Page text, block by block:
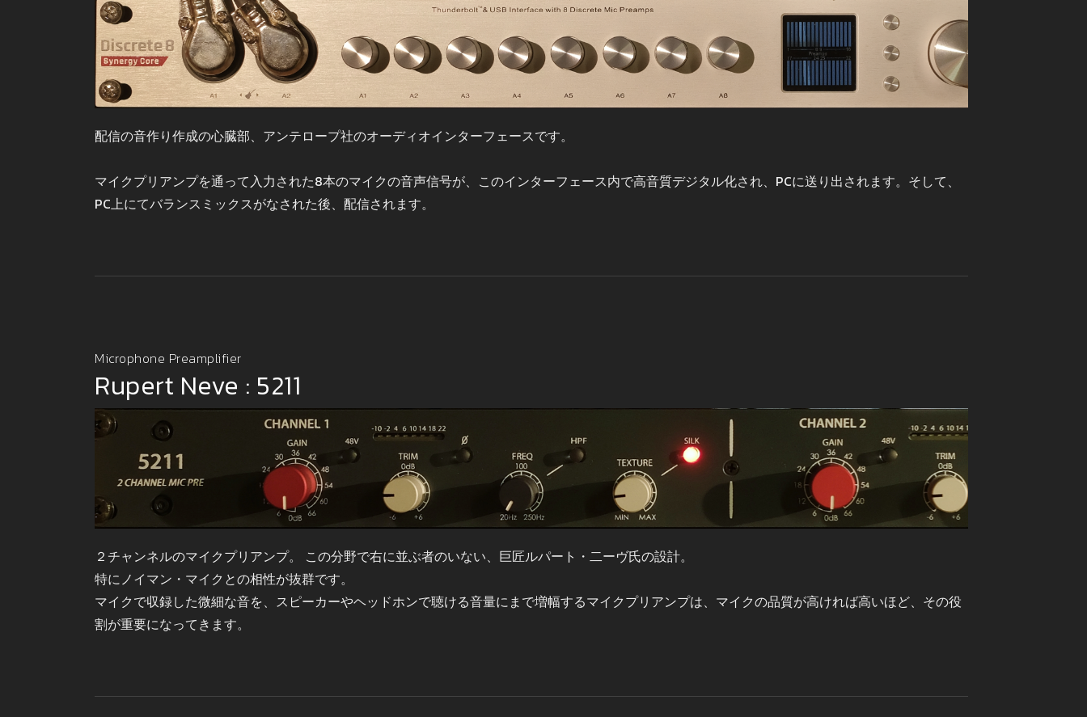
配信の音作り作成の心臓部、アンテロープ社のオーディオインターフェースです。
マイクプリアンプを通って入力された8本のマイクの音声信号が、このインターフェース内で高音質デジタル化され、PCに送り出されます。そして、
PC上にてバランスミックスがなされた後、配信されます。
Microphone Preamplifier
Rupert Neve : 5211
２チャンネルのマイクプリアンプ。 この分野で右に並ぶ者のいない、巨匠ルパート・二ーヴ氏の設計。
特にノイマン・マイクとの相性が抜群です。
マイクで収録した微細な音を、スピーカーやヘッドホンで聴ける音量にまで増幅するマイクプリアンプは、マイクの品質が高ければ高いほど、その役
割が重要になってきます。